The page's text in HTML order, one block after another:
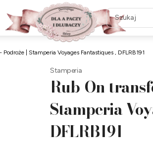
| Stamperia Voyages Fantastiques , DFLRB191
Stamperia
Rub-On
Stamperia
DFLRB191